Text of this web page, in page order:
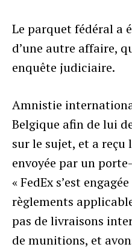
Le parquet fédéral a
d’une autre affaire,
enquête judiciaire.
Amnistie
Belgique afin de lui
sur le sujet, et a
envoyée par un
« FedEx s’est
règlements
pas de livraisons
de munitions, et